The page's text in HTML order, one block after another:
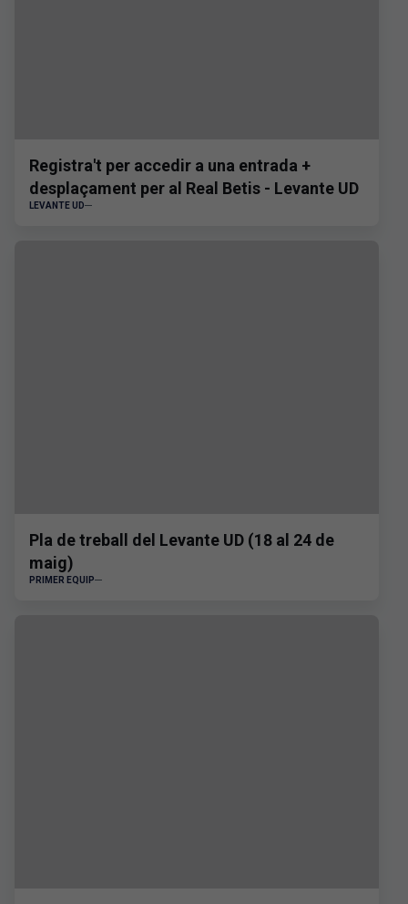
Registra't per accedir a una entrada +
desplaçament per al Real Betis - Levante UD
LEVANTE UD
Pla de treball del Levante UD (18 al 24 de
maig)
PRIMER EQUIP